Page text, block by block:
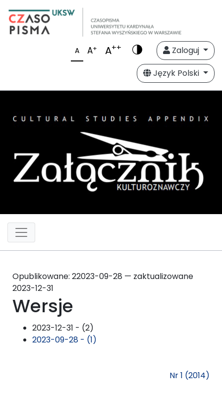
A A+ A++
Zaloguj
Język Polski
Opublikowane: 22023-09-28 — zaktualizowane
2023-12-31
Wersje
2023-12-31 - (2)
2023-09-28 - (1)
Nr 1 (2014)